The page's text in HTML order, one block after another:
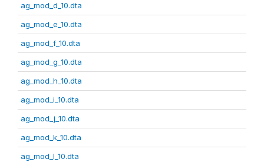
ag_mod_d_10.dta
ag_mod_e_10.dta
ag_mod_f_10.dta
ag_mod_g_10.dta
ag_mod_h_10.dta
ag_mod_i_10.dta
ag_mod_j_10.dta
ag_mod_k_10.dta
ag_mod_l_10.dta